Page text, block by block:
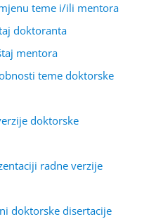
teme i/ili mentora
doktoranta
mentora
teme doktorske
doktorske
radne verzije
doktorske disertacije